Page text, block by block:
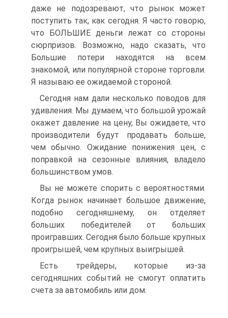
даже не подозревают, что рынок может
поступить так, как сегодня. Я часто говорю,
что БОЛЬШИЕ деньги лежат со стороны
сюрпризов. Возможно, надо сказать, что
Большие потери находятся на всем
знакомой, или популярной стороне торговли.
Я называю ее ожидаемой стороной.
Сегодня нам дали несколько поводов для
удивления. Мы думаем, что большой урожай
окажет давление на цену, Вы ожидаете, что
производители будут продавать больше,
чем обычно. Ожидание понижения цен, с
поправкой на сезонные влияния, владело
большинством умов.
Вы не можете спорить с вероятностями.
Когда рынок начинает большое движение,
подобно сегодняшнему, он отделяет
больших победителей от больших
проигравших. Сегодня было больше крупных
проигрышей, чем крупных выигрышей.
Есть трейдеры, которые из-за
сегодняшних событий не смогут оплатить
счета за автомобиль или дом.